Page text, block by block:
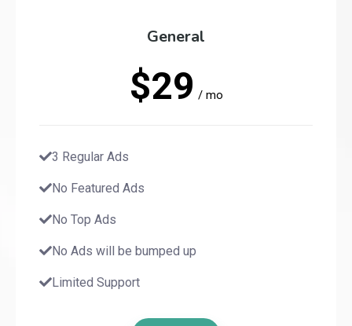
General
$29 / mo
3 Regular Ads
No Featured Ads
No Top Ads
No Ads will be bumped up
Limited Support